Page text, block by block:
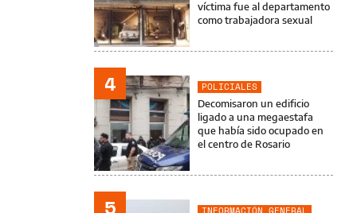
víctima fue al departamento
como trabajadora sexual
4
POLICIALES
Decomisaron un edificio
ligado a una megaestafa
que había sido ocupado en
el centro de Rosario